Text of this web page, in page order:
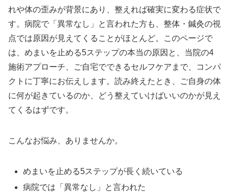
れや体の歪みが背景にあり、整えれば確実に変わる症状で
す。病院で「異常なし」と言われた方も、整体・鍼灸の視
点では原因が見えてくることがほとんど。このページで
は、めまいを止める5ステップの本当の原因と、当院の4
施術アプローチ、ご自宅でできるセルフケアまで、コンパ
クトに丁寧にお伝えします。読み終えたとき、ご自身の体
に何が起きているのか、どう整えていけばいいのかが見え
てくるはずです。
こんなお悩み、ありませんか。
めまいを止める5ステップが長く続いている
病院では「異常なし」と言われた